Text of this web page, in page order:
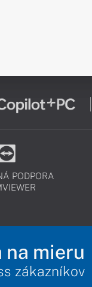
PODPORA
na mieru
zákazníkov